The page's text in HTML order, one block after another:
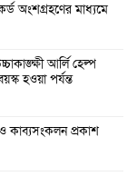
অংশগ্রহণের মাধ্যমে
আর্লি হেল্প
হওয়া পর্যন্ত
কাব্যসংকলন প্রকাশ